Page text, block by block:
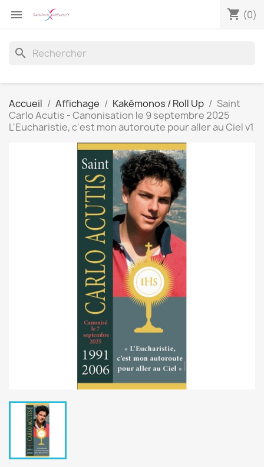
 shopping_cart (0)
search
Accueil Affichage Kakémonos / Roll Up
Saint
Carlo Acutis - Canonisation le 9 septembre 2025
L'Eucharistie, c'est mon autoroute pour aller au Ciel v1